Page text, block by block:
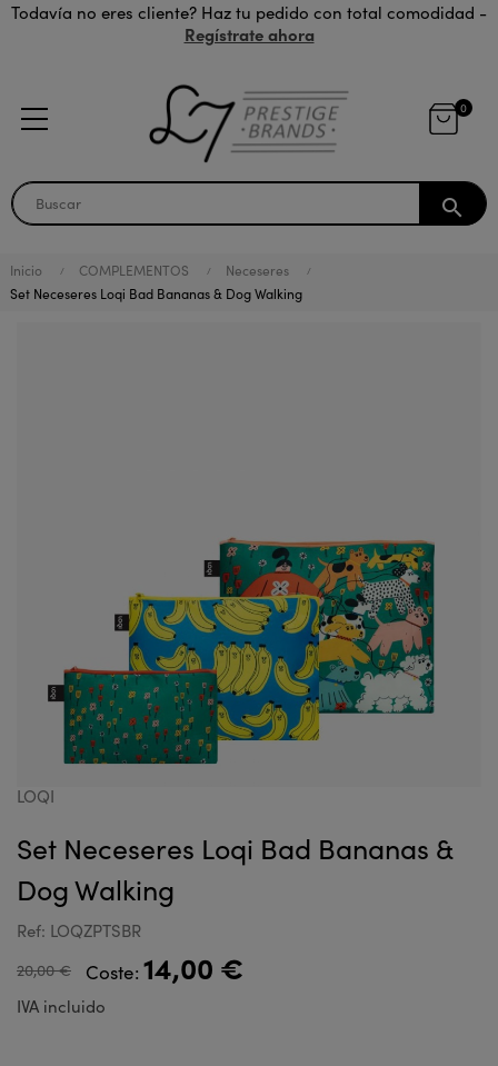
Todavía no eres cliente? Haz tu pedido con total comodidad -
Regístrate ahora
0
search
Inicio COMPLEMENTOS
Neceseres
Set Neceseres Loqi Bad Bananas & Dog Walking
LOQI
Set Neceseres Loqi Bad Bananas &
Dog Walking
Ref: LOQZPTSBR
20,00 € Coste: 14,00 €
IVA incluido